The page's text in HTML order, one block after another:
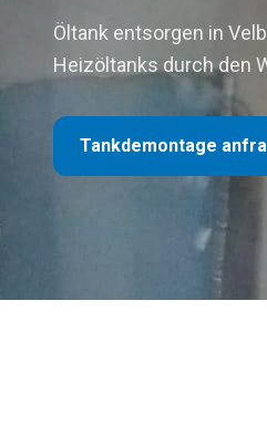
Öltank entsorgen in
Heizöltanks durch den
Tankdemontage